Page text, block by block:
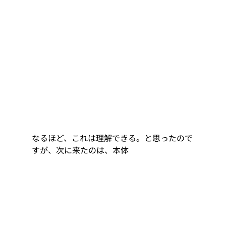
なるほど、これは理解できる。と思ったので
すが、次に来たのは、本体